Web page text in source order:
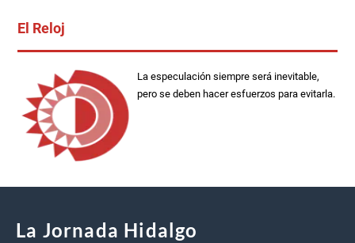
El Reloj
La especulación siempre será inevitable,
pero se deben hacer esfuerzos para evitarla.
La Jornada Hidalgo